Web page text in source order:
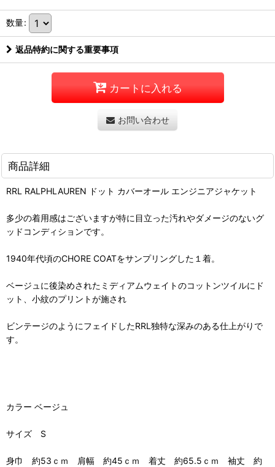
数量:
返品特約に関する重要事項
カートに入れる
お問い合わせ
商品詳細
RRL RALPHLAUREN ドット カバーオール エンジニアジャケット
多少の着用感はございますが特に目立った汚れやダメージのないグ
ッドコンディションです。
1940年代頃のCHORE COATをサンプリングした１着。
ベージュに後染めされたミディアムウェイトのコットンツイルにド
ット、小紋のプリントが施され
ビンテージのようにフェイドしたRRL独特な深みのある仕上がりで
す。
カラー ベージュ
サイズ S
身巾 約53ｃｍ 肩幅 約45ｃｍ 着丈 約65.5ｃｍ 袖丈 約